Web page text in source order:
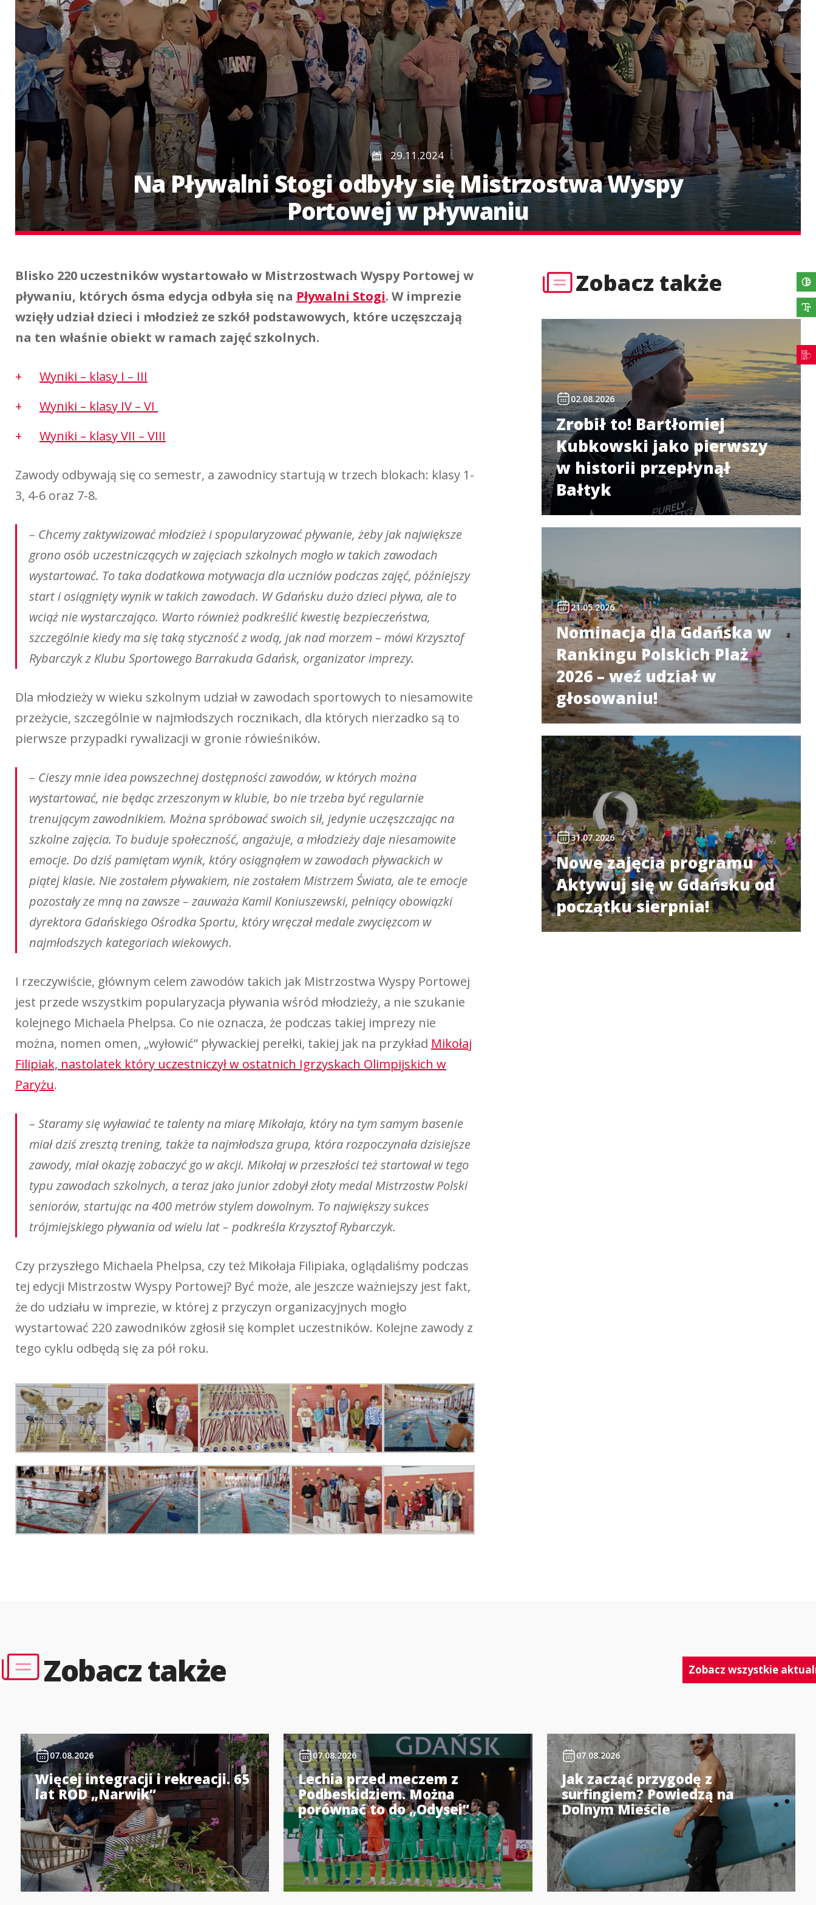
29.11.2024
Na Pływalni Stogi odbyły się Mistrzostwa Wyspy
Portowej w pływaniu
Blisko 220 uczestników wystartowało w Mistrzostwach Wyspy Portowej w
pływaniu, których ósma edycja odbyła się na Pływalni Stogi. W imprezie
wzięły udział dzieci i młodzież ze szkół podstawowych, które uczęszczają
na ten właśnie obiekt w ramach zajęć szkolnych.
Wyniki – klasy I – III
Wyniki – klasy IV – VI
Wyniki – klasy VII – VIII
Zawody odbywają się co semestr, a zawodnicy startują w trzech blokach: klasy 1-
3, 4-6 oraz 7-8.
– Chcemy zaktywizować młodzież i spopularyzować pływanie, żeby jak największe
grono osób uczestniczących w zajęciach szkolnych mogło w takich zawodach
wystartować. To taka dodatkowa motywacja dla uczniów podczas zajęć, późniejszy
start i osiągnięty wynik w takich zawodach. W Gdańsku dużo dzieci pływa, ale to
wciąż nie wystarczająco. Warto również podkreślić kwestię bezpieczeństwa,
szczególnie kiedy ma się taką styczność z wodą, jak nad morzem – mówi Krzysztof
Rybarczyk z Klubu Sportowego Barrakuda Gdańsk, organizator imprezy.
Dla młodzieży w wieku szkolnym udział w zawodach sportowych to niesamowite
przeżycie, szczególnie w najmłodszych rocznikach, dla których nierzadko są to
pierwsze przypadki rywalizacji w gronie rówieśników.
– Cieszy mnie idea powszechnej dostępności zawodów, w których można
wystartować, nie będąc zrzeszonym w klubie, bo nie trzeba być regularnie
trenującym zawodnikiem. Można spróbować swoich sił, jedynie uczęszczając na
szkolne zajęcia. To buduje społeczność, angażuje, a młodzieży daje niesamowite
emocje. Do dziś pamiętam wynik, który osiągnąłem w zawodach pływackich w
piątej klasie. Nie zostałem pływakiem, nie zostałem Mistrzem Świata, ale te emocje
pozostały ze mną na zawsze – zauważa Kamil Koniuszewski, pełniący obowiązki
dyrektora Gdańskiego Ośrodka Sportu, który wręczał medale zwycięzcom w
najmłodszych kategoriach wiekowych.
I rzeczywiście, głównym celem zawodów takich jak Mistrzostwa Wyspy Portowej
jest przede wszystkim popularyzacja pływania wśród młodzieży, a nie szukanie
kolejnego Michaela Phelpsa. Co nie oznacza, że podczas takiej imprezy nie
można, nomen omen, „wyłowić” pływackiej perełki, takiej jak na przykład Mikołaj
Filipiak, nastolatek który uczestniczył w ostatnich Igrzyskach Olimpijskich w
Paryżu.
– Staramy się wyławiać te talenty na miarę Mikołaja, który na tym samym basenie
miał dziś zresztą trening, także ta najmłodsza grupa, która rozpoczynała dzisiejsze
zawody, miał okazję zobaczyć go w akcji. Mikołaj w przeszłości też startował w tego
typu zawodach szkolnych, a teraz jako junior zdobył złoty medal Mistrzostw Polski
seniorów, startując na 400 metrów stylem dowolnym. To największy sukces
trójmiejskiego pływania od wielu lat – podkreśla Krzysztof Rybarczyk.
Czy przyszłego Michaela Phelpsa, czy też Mikołaja Filipiaka, oglądaliśmy podczas
tej edycji Mistrzostw Wyspy Portowej? Być może, ale jeszcze ważniejszy jest fakt,
że do udziału w imprezie, w której z przyczyn organizacyjnych mogło
wystartować 220 zawodników zgłosił się komplet uczestników. Kolejne zawody z
tego cyklu odbędą się za pół roku.
Zobacz także
02.08.2026
Zrobił to! Bartłomiej
Kubkowski jako pierwszy
w historii przepłynął
Bałtyk
21.05.2026
Nominacja dla Gdańska w
Rankingu Polskich Plaż
2026 – weź udział w
głosowaniu!
31.07.2026
Nowe zajęcia programu
Aktywuj się w Gdańsku od
początku sierpnia!
Zobacz także Zobacz wszystkie
07.08.2026
Więcej integracji i rekreacji. 65
lat ROD „Narwik”
07.08.2026
Lechia przed meczem z
Podbeskidziem. Można
porównać to do „Odysei”
07.08.2026
Jak zacząć przygodę z
surfingiem? Powiedzą na
Dolnym Mieście